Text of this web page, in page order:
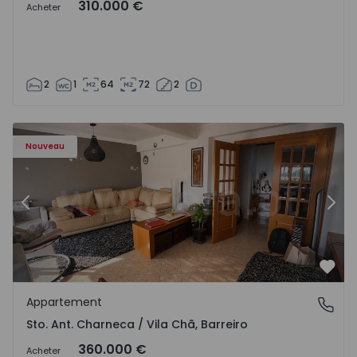
Acheter 310.000 €
2 1 64 72 2
Nouveau
- 1573477 - 14
Appartement T3 Barreiro, Sto. Ant. Charneca / Vila Chã -
Précédent
Sto. Ant. Charneca / Vila Chã, Barreiro
Appartement
Sto. Ant. Charneca / Vila Chã, Barreiro
Acheter 360.000 €